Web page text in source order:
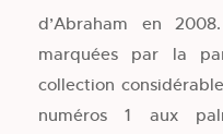
d’Abraham en
marquées par la
collection
numéros 1 aux